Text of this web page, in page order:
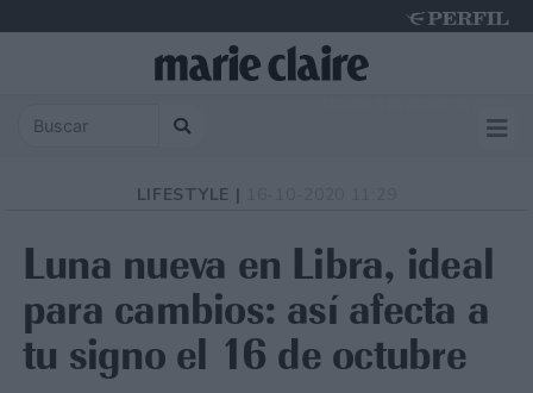
LIFESTYLE |
Luna nueva en Libra, ideal
para cambios: así afecta a
tu signo el 16 de octubre